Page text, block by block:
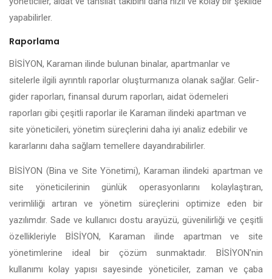
yapabilirler.
Raporlama
BİSİYON, Karaman ilinde bulunan binalar, apartmanlar ve
sitelerle ilgili ayrıntılı raporlar oluşturmanıza olanak sağlar. Gelir-
gider raporları, finansal durum raporları, aidat ödemeleri
raporları gibi çeşitli raporlar ile Karaman ilindeki apartman ve
site yöneticileri, yönetim süreçlerini daha iyi analiz edebilir ve
kararlarını daha sağlam temellere dayandırabilirler.
BİSİYON (Bina ve Site Yönetimi), Karaman ilindeki apartman ve
site yöneticilerinin günlük operasyonlarını kolaylaştıran,
verimliliği artıran ve yönetim süreçlerini optimize eden bir
yazılımdır. Sade ve kullanıcı dostu arayüzü, güvenilirliği ve çeşitli
özellikleriyle BİSİYON, Karaman ilinde apartman ve site
yönetimlerine ideal bir çözüm sunmaktadır. BİSİYON'nin
kullanımı kolay yapısı sayesinde yöneticiler, zaman ve çaba